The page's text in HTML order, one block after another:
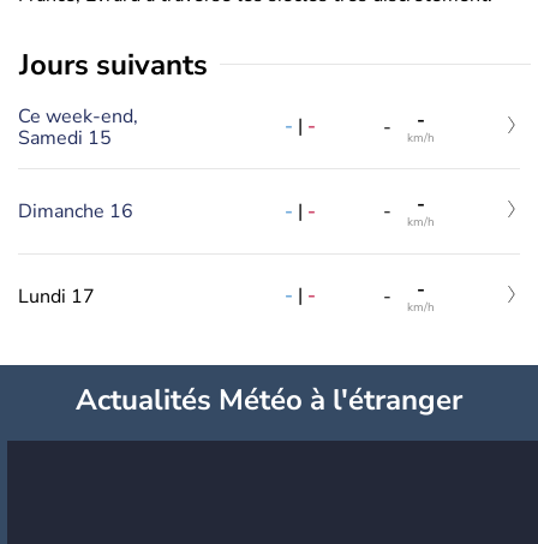
jours suivants
Ce week-end,
Samedi 15
- | - - -
km/h
Dimanche 16 - | - - -
km/h
Lundi 17 - | - - -
km/h
Actualités Météo à l'étranger